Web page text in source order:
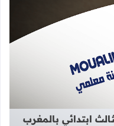
المزيد عن سور القرآن الكريم
ابتدائي بالمغرب